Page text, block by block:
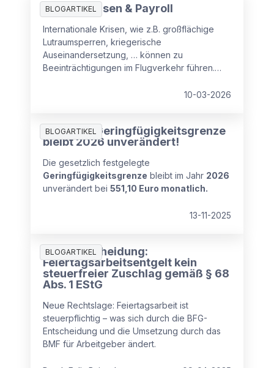
BLOGARTIKEL
Globale Krisen & Payroll
Internationale Krisen, wie z.B. großflächige
Lutraumsperren, kriegerische
Auseinandersetzung, … können zu
Beeinträchtigungen im Flugverkehr führen.
oder langfristige Sperren von Flugrouten
personalverrechnungsrechtlicher Sicht stellt
sich daher die Frage wie sieht es in einem
solchen Fall im Zusammenhang mit der
Entgeltfortzahlung aus,
10-03-2026
BLOGARTIKEL
Achtung: Geringfügigkeitsgrenze
bleibt 2026 unverändert!
Die gesetzlich festgelegte
Geringfügigkeitsgrenze bleibt im Jahr 2026
unverändert bei 551,10 Euro monatlich.
13-11-2025
BLOGARTIKEL
BFG-Entscheidung:
Feiertagsarbeitsentgelt kein
steuerfreier Zuschlag gemäß § 68
Abs. 1 EStG
Neue Rechtslage: Feiertagsarbeit ist
steuerpflichtig – was sich durch die BFG-
Entscheidung und die Umsetzung durch das
BMF für Arbeitgeber ändert.